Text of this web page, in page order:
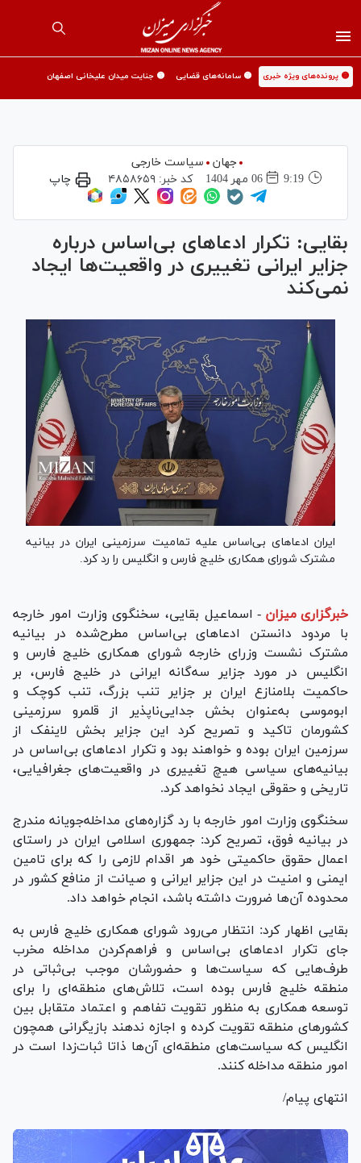
🟡 پرونده‌های ویژه خبری 🟡 سامانه‌های قضایی 🟡 جنایت میدان علیخانی اصفهان
جهان
سیاست خارجی
9:19
06 مهر 1404 کد خبر: ۴۸۵۸۶۵۹ چاپ
بقایی: تکرار ادعا‌های بی‌اساس درباره
جزایر ایرانی تغییری در واقعیت‌ها ایجاد
نمی‌کند
ایران ادعا‌های بی‌اساس علیه تمامیت سرزمینی ایران در بیانیه
مشترک شورای همکاری خلیج فارس و انگلیس را رد کرد.
خبرگزاری میزان - اسماعیل بقایی، سخنگوی وزارت امور خارجه
با مردود دانستن ادعا‌های بی‌اساس مطرح‌شده در بیانیه
مشترک نشست وزرای خارجه شورای همکاری خلیج فارس و
انگلیس در مورد جزایر سه‌گانه ایرانی در خلیج فارس، بر
حاکمیت بلامنازع ایران بر جزایر تنب بزرگ، تنب کوچک و
ابوموسی به‌عنوان بخش جدایی‌ناپذیر از قلمرو سرزمینی
کشورمان تاکید و تصریح کرد این جزایر بخش لاینفک از
سرزمین ایران بوده و خواهند بود و تکرار ادعا‌های بی‌اساس در
بیانیه‌های سیاسی هیچ تغییری در واقعیت‌های جغرافیایی،
تاریخی و حقوقی ایجاد نخواهد کرد.
سخنگوی وزارت امور خارجه با رد گزاره‌های مداخله‌جویانه مندرج
در بیانیه فوق، تصریح کرد: جمهوری اسلامی ایران در راستای
اعمال حقوق حاکمیتی خود هر اقدام لازمی را که برای تامین
ایمنی و امنیت در این جزایر ایرانی و صیانت از منافع کشور در
محدوده آن‌ها ضرورت داشته باشد، انجام خواهد داد.
بقایی اظهار کرد: انتظار می‌رود شورای همکاری خلیج فارس به
جای تکرار ادعا‌های بی‌اساس و فراهم‌کردن مداخله مخرب
طرف‌هایی که سیاست‌ها و حضورشان موجب بی‌ثباتی در
منطقه خلیج فارس بوده است، تلاش‌های منطقه‌ای را برای
توسعه همکاری به منظور تقویت تفاهم و اعتماد متقابل بین
کشور‌های منطقه تقویت کرده و اجازه ندهند بازیگرانی همچون
انگلیس که سیاست‌های منطقه‌ای آن‌ها ذاتا ثبات‌زدا است در
امور منطقه مداخله کنند.
انتهای پیام/